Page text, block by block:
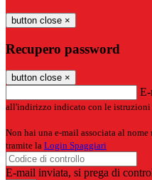
button close ×
Recupero password
button close ×
all'indirizzo indicato con le istruzioni
Non hai una e-mail associata al
tramite la Login Spaggiari
E-mail inviata, si prega di